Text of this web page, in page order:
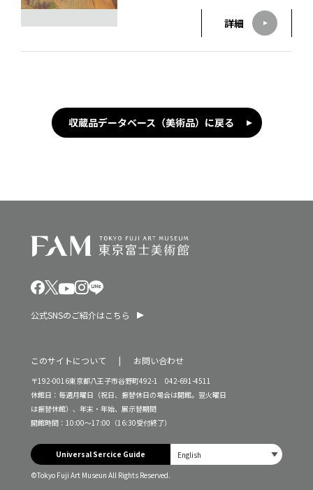
詳細
収蔵品データベース（美術品）に戻る
公式SNSのご紹介はこちら
このサイトについて お問い合わせ
〒192-0016東京都八王子市谷野町492-1 042-691-4511
休館日：毎週月曜日（祝日、振替休日の場合は開館。翌火曜日
は振替休館）、年末・年始、展示替期間
開館時間：10:00～17:00（16:30受付終了）
Universal Sercice Guide
©Tokyo Fuji Art Museun All Rights Reserved.